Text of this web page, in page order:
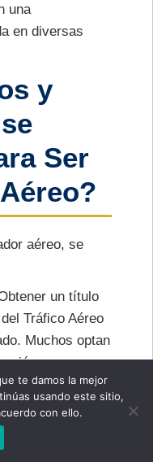
una
en diversas
y
Ser
aéreo, se
un título
Tráfico Aéreo
Muchos optan
con cursos
: Obtener
en áreas
de tráfico
te damos la mejor
usando este sitio,
con ello.